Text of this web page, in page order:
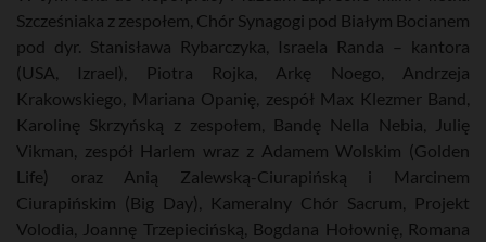
Szcześniaka z zespołem, Chór Synagogi pod Białym Bocianem
pod dyr. Stanisława Rybarczyka, Israela Randa – kantora
(USA, Izrael), Piotra Rojka, Arkę Noego, Andrzeja
Krakowskiego, Mariana Opanię, zespół Max Klezmer Band,
Karolinę Skrzyńską z zespołem, Bandę Nella Nebia, Julię
Vikman, zespół Harlem wraz z Adamem Wolskim (Golden
Life) oraz Anią Zalewską-Ciurapińską i Marcinem
Ciurapińskim (Big Day), Kameralny Chór Sacrum, Projekt
Volodia, Joannę Trzepiecińską, Bogdana Hołownię, Romana